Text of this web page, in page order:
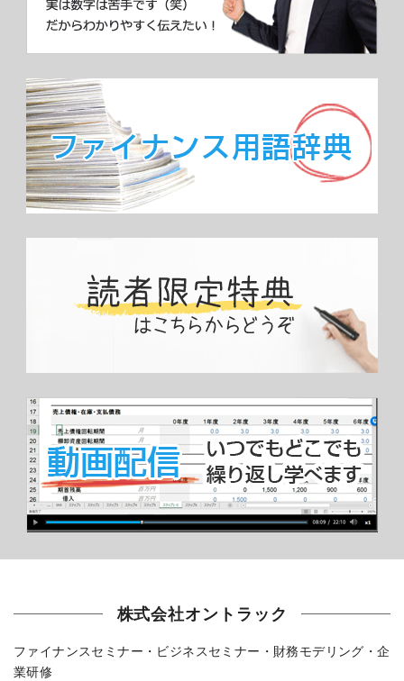
株式会社オントラック
ファイナンスセミナー・ビジネスセミナー・財務モデリング・企
業研修